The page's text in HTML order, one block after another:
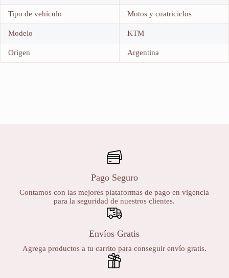
Tipo de vehículo Motos y cuatriciclos
Modelo KTM
Origen Argentina
Pago Seguro
Contamos con las mejores plataformas de pago en vigencia
para la seguridad de nuestros clientes.
Envíos Gratis
Agrega productos a tu carrito para conseguir envío gratis.